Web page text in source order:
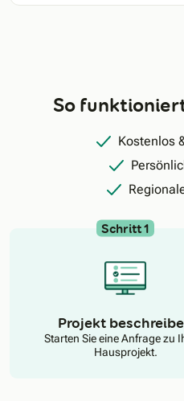
So
Kostenlos
Schritt 1
Projekt
Starten Sie eine Anfrage zu
Hausprojekt.